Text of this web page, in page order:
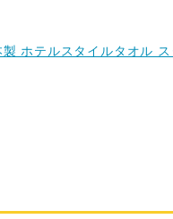
ホテルスタイルタオル